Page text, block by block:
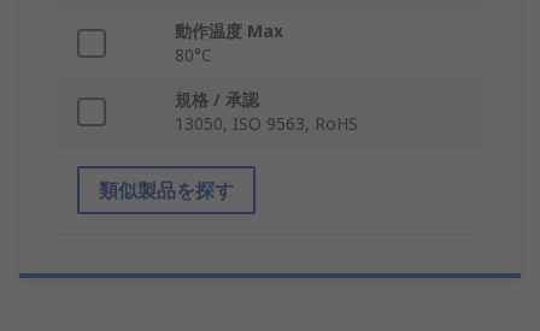
動作温度 Max
80°C
規格 / 承認
13050, ISO 9563, RoHS
類似製品を探す